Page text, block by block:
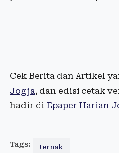
Cek Berita dan Artikel
Jogja, dan edisi cetak
hadir di Epaper Harian
Tags: ternak